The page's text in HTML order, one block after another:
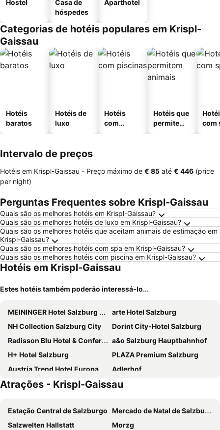
Hostel
Casa de
hóspedes
Aparthotel
Categorias de hotéis populares em Krispl-
Gaissau
Hotéis
baratos
Hotéis de
luxo
Hotéis
com
Hotéis que
permitem
com
Intervalo de preços
Hotéis em Krispl-Gaissau - Preço máximo de ‎€ 85 até ‎€ 446 (price
per night)
Perguntas Frequentes sobre Krispl-Gaissau
Quais são os melhores hotéis em Krispl-Gaissau?
Quais são os melhores hotéis de luxo em Krispl-Gaissau?
Quais são os melhores hotéis que aceitam animais de estimação em
Krispl-Gaissau?
Quais são os melhores hotéis com spa em Krispl-Gaissau?
Quais são os melhores hotéis com piscina em Krispl-Gaissau?
Hotéis em Krispl-Gaissau
Estes hotéis também poderão interessá-lo...
MEININGER Hotel Salzburg City Center
arte Hotel Salzburg
NH Collection Salzburg City
Dorint City-Hotel Salzburg
Radisson Blu Hotel & Conference Centre, Salzburg
a&o Salzburg Hauptbahnhof
H+ Hotel Salzburg
PLAZA Premium Salzburg
Austria Trend Hotel Europa Salzburg
Adlerhof
Cocoon Salzburg
Hotel Mercure Salzburg City
Hotel Max 70
Four Points Flex by Sheraton Salzburg Messe
JUFA Hotel Salzburg City
Leonardo Hotel Salzburg City Center
Atrações - Krispl-Gaissau
Estação Central de Salzburgo Mercado de Natal de Salzburgo
Salzwelten Hallstatt
Morzg